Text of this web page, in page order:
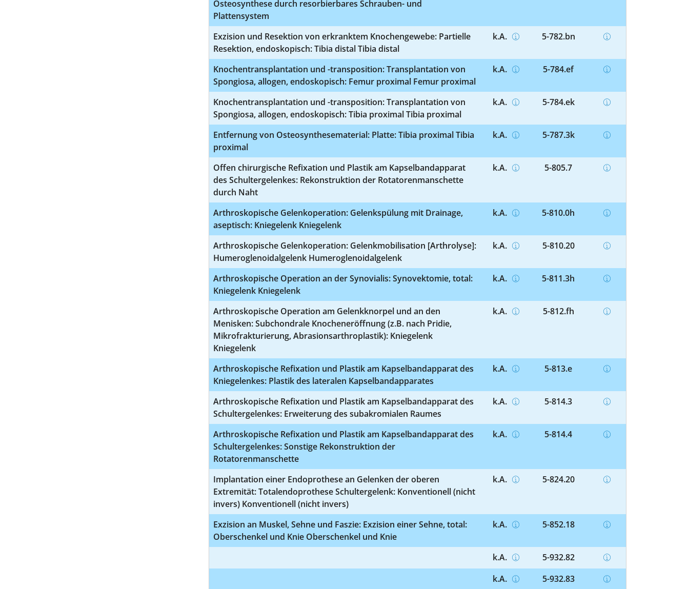
Osteosynthese durch resorbierbares Schrauben- und
Plattensystem
Exzision und Resektion von erkranktem Knochengewebe: Partielle
Resektion, endoskopisch: Tibia distal Tibia distal
k.A. 5-782.bn
Knochentransplantation und -transposition: Transplantation von
Spongiosa, allogen, endoskopisch: Femur proximal Femur proximal
k.A. 5-784.ef
Knochentransplantation und -transposition: Transplantation von
Spongiosa, allogen, endoskopisch: Tibia proximal Tibia proximal
k.A. 5-784.ek
Entfernung von Osteosynthesematerial: Platte: Tibia proximal Tibia
proximal
k.A. 5-787.3k
Offen chirurgische Refixation und Plastik am Kapselbandapparat
des Schultergelenkes: Rekonstruktion der Rotatorenmanschette
durch Naht
k.A. 5-805.7
Arthroskopische Gelenkoperation: Gelenkspülung mit Drainage,
aseptisch: Kniegelenk Kniegelenk
k.A. 5-810.0h
Arthroskopische Gelenkoperation: Gelenkmobilisation [Arthrolyse]:
Humeroglenoidalgelenk Humeroglenoidalgelenk
k.A. 5-810.20
Arthroskopische Operation an der Synovialis: Synovektomie, total:
Kniegelenk Kniegelenk
k.A. 5-811.3h
Arthroskopische Operation am Gelenkknorpel und an den
Menisken: Subchondrale Knocheneröffnung (z.B. nach Pridie,
Mikrofrakturierung, Abrasionsarthroplastik): Kniegelenk
Kniegelenk
k.A. 5-812.fh
Arthroskopische Refixation und Plastik am Kapselbandapparat des
Kniegelenkes: Plastik des lateralen Kapselbandapparates
k.A. 5-813.e
Arthroskopische Refixation und Plastik am Kapselbandapparat des
Schultergelenkes: Erweiterung des subakromialen Raumes
k.A. 5-814.3
Arthroskopische Refixation und Plastik am Kapselbandapparat des
Schultergelenkes: Sonstige Rekonstruktion der
Rotatorenmanschette
k.A. 5-814.4
Implantation einer Endoprothese an Gelenken der oberen
Extremität: Totalendoprothese Schultergelenk: Konventionell (nicht
invers) Konventionell (nicht invers)
k.A. 5-824.20
Exzision an Muskel, Sehne und Faszie: Exzision einer Sehne, total:
Oberschenkel und Knie Oberschenkel und Knie
k.A. 5-852.18
k.A.
5-932.82
k.A.
5-932.83